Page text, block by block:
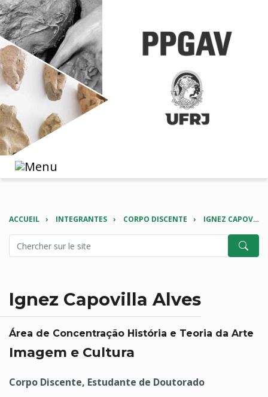
ACCUEIL INTEGRANTES CORPO DISCENTE IGNEZ CAPOVILLA ALVES
Ignez Capovilla Alves
Área de Concentração História e Teoria da Arte
Imagem e Cultura
Corpo Discente, Estudante de Doutorado